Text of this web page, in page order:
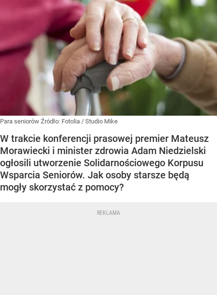
Para seniorów Źródło: Fotolia / Studio Mike
W trakcie konferencji prasowej premier Mateusz
Morawiecki i minister zdrowia Adam Niedzielski
ogłosili utworzenie Solidarnościowego Korpusu
Wsparcia Seniorów. Jak osoby starsze będą
mogły skorzystać z pomocy?